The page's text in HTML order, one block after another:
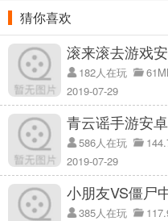
成各种谜题并成功解开；
2.当然，在解谜的同时，每个人
选择真的很重要，影响最后的
3.还有更多传奇冒险等着你，享
4.复杂的剧情内容，每个故事
猜你喜欢
滚来滚去游戏
182人在玩
2019-07-29
青云谣手游安
586人在玩
2019-07-29
小朋友VS僵尸
385人在玩